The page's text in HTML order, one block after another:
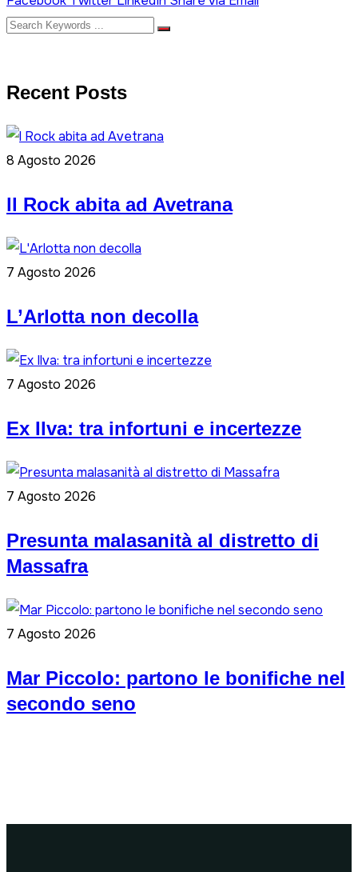
Recent Posts
8 Agosto 2026
ll Rock abita ad Avetrana
7 Agosto 2026
L’Arlotta non decolla
7 Agosto 2026
Ex Ilva: tra infortuni e incertezze
7 Agosto 2026
Presunta malasanità al distretto di
Massafra
7 Agosto 2026
Mar Piccolo: partono le bonifiche nel
secondo seno